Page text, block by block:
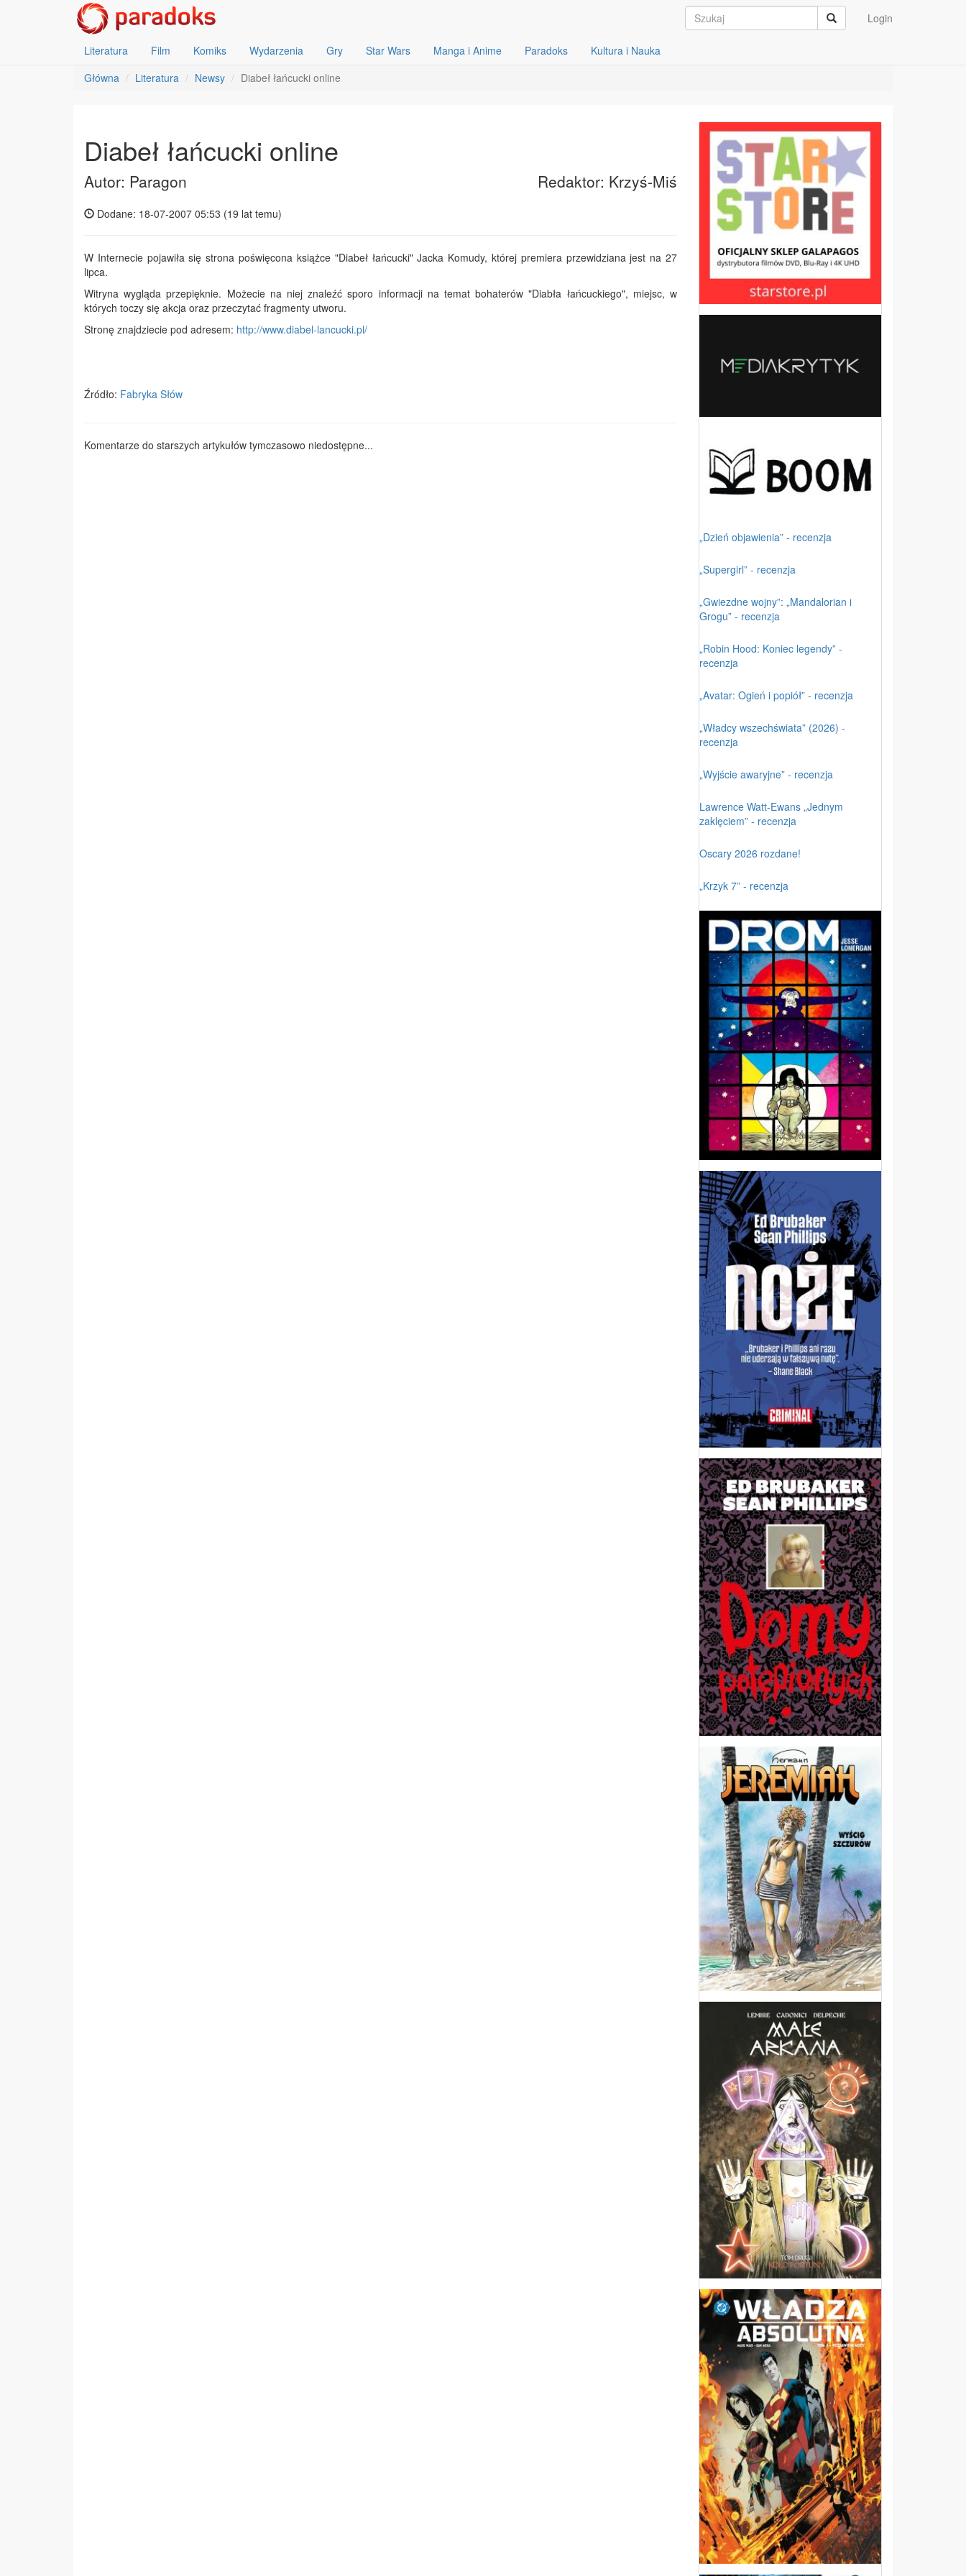
Login
Literatura Film Komiks Wydarzenia Gry Star Wars Manga i Anime Paradoks
Kultura i Nauka
Główna
Literatura Newsy Diabeł łańcucki online
Diabeł łańcucki online
Autor: Paragon Redaktor: Krzyś-Miś
Dodane: 18-07-2007 05:53 (19 lat temu)
W Internecie pojawiła się strona poświęcona książce "Diabeł łańcucki" Jacka Komudy, której premiera przewidziana jest na 27
lipca.
Witryna wygląda przepięknie. Możecie na niej znaleźć sporo informacji na temat bohaterów "Diabła łańcuckiego", miejsc, w
których toczy się akcja oraz przeczytać fragmenty utworu.
Stronę znajdziecie pod adresem: http://www.diabel-lancucki.pl/
Źródło: Fabryka Słów
Komentarze do starszych artykułów tymczasowo niedostępne...
„Dzień objawienia” - recenzja
„Supergirl” - recenzja
„Gwiezdne wojny”: „Mandalorian i
Grogu” - recenzja
„Robin Hood: Koniec legendy” -
recenzja
„Avatar: Ogień i popiół” - recenzja
„Władcy wszechświata” (2026) -
recenzja
„Wyjście awaryjne” - recenzja
Lawrence Watt-Ewans „Jednym
zaklęciem” - recenzja
Oscary 2026 rozdane!
„Krzyk 7” - recenzja